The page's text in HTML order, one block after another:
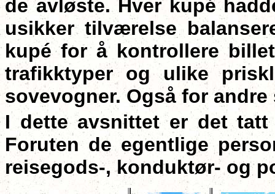
de avløste. Hver kupé
usikker tilværelse
kupé for å kontrollere
trafikktyper og ulike
sovevogner. Også for
I dette avsnittet er det
Foruten de egentlige
reisegods-, konduktør- og